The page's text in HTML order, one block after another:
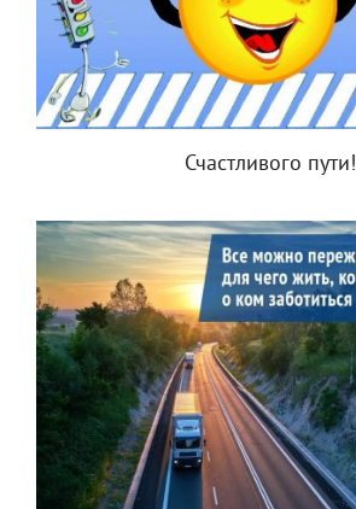
Счастливого пути!